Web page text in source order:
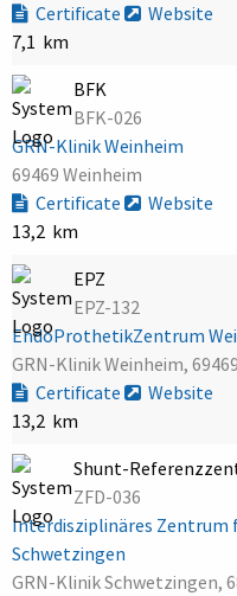
Certificate
Website
7,1 km
BFK
BFK-026
GRN-Klinik Weinheim
69469 Weinheim
Certificate
Website
13,2 km
EPZ
EPZ-132
EndoProthetikZentrum
GRN-Klinik Weinheim,
Certificate
Website
13,2 km
Shunt-
ZFD-036
Interdisziplinäres Zentrum
Schwetzingen
GRN-Klinik Schwetzingen,